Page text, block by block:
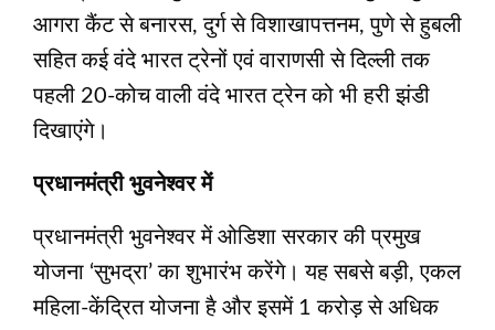
आगरा कैंट से बनारस, दुर्ग से विशाखापत्तनम, पुणे से हुबली
सहित कई वंदे भारत ट्रेनों एवं वाराणसी से दिल्ली तक
पहली 20-कोच वाली वंदे भारत ट्रेन को भी हरी झंडी
दिखाएंगे।
प्रधानमंत्री भुवनेश्वर में
प्रधानमंत्री भुवनेश्वर में ओडिशा सरकार की प्रमुख
योजना ‘सुभद्रा’ का शुभारंभ करेंगे। यह सबसे बड़ी, एकल
महिला-केंद्रित योजना है और इसमें 1 करोड़ से अधिक